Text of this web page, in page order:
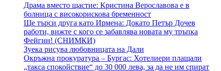
Драма вместо щастие: Кристина Верославова е в
болница с високорискова бременност
Ще търси друга като Ирмена: Докато Петър Дочев
работи, вижте с кого се забавлява новата му тръпка
Фейгин! (СНИМКИ)
Зуека рисува любовницата на Дали
Окръжна прокуратура – Бургас: Хотелиери плащали
„такса спокойствие“ до 30 000 лева, за да не им спират